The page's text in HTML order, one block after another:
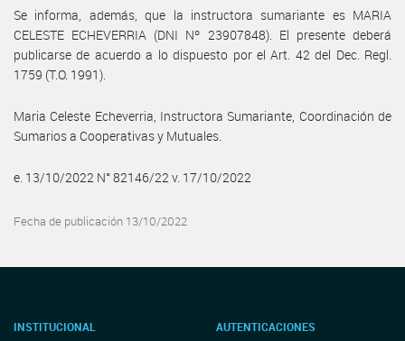
Se informa, además, que la instructora sumariante es MARIA
CELESTE ECHEVERRIA (DNI Nº 23907848). El presente deberá
publicarse de acuerdo a lo dispuesto por el Art. 42 del Dec. Regl.
1759 (T.O. 1991).
Maria Celeste Echeverria, Instructora Sumariante, Coordinación de
Sumarios a Cooperativas y Mutuales.
e. 13/10/2022 N° 82146/22 v. 17/10/2022
Fecha de publicación 13/10/2022
INSTITUCIONAL AUTENTICACIONES